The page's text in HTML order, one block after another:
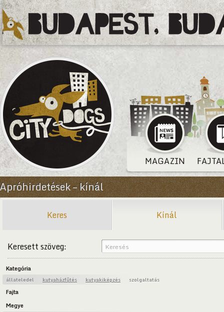
MAGAZIN
Apróhirdetések – kínál
Keres Kínál
Keresett szöveg:
Kategória
állateledel kutyaházfűtés kutyakiképzés szolgaltatás
Fajta
Megye